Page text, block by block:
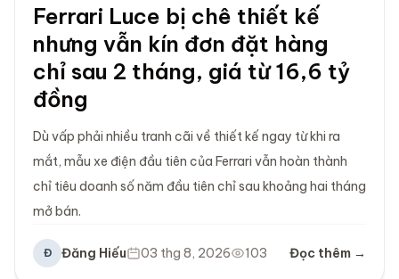
Ferrari Luce bị chê thiết kế
nhưng vẫn kín đơn đặt hàng
chỉ sau 2 tháng, giá từ 16,6 tỷ
đồng
Dù vấp phải nhiều tranh cãi về thiết kế ngay từ khi ra
mắt, mẫu xe điện đầu tiên của Ferrari vẫn hoàn thành
chỉ tiêu doanh số năm đầu tiên chỉ sau khoảng hai tháng
mở bán.
Đ Đăng Hiếu 03 thg 8, 2026 103 Đọc thêm →